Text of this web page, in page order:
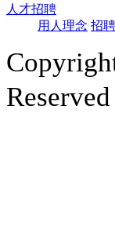
人才招聘
用人理念 招
Reserved